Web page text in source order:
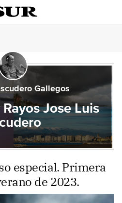
Gallegos
Jose Luis
especial. Primera
de 2023.